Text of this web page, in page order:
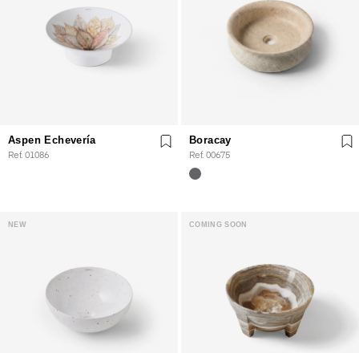
Aspen Echevería
Ref. 01086
Boracay
Ref. 00675
NEW COMING SOON